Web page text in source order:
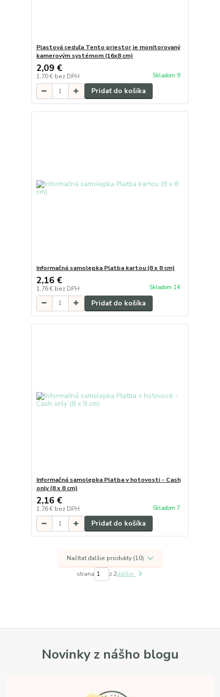
Plastová ceduľa Tento priestor je monitorovaný
kamerovým systémom (16x8 cm)
2,09 €
1,70 € bez DPH Skladom 9
Pridať do košíka
Informačná samolepka Platba kartou (8 x 8 cm)
2,16 €
1,76 € bez DPH Skladom 14
Pridať do košíka
Informačná samolepka Platba v hotovosti - Cash
only (8 x 8 cm)
2,16 €
1,76 € bez DPH Skladom 7
Pridať do košíka
Načítať ďalšie produkty (10)
strana z 2ďalšie
Novinky z nášho blogu